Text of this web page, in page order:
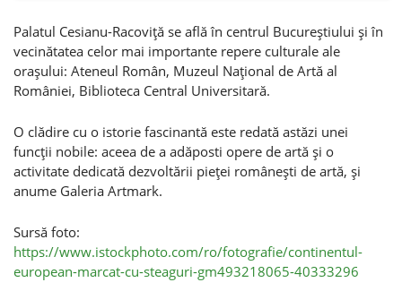
Palatul Cesianu-Racoviţă se află în centrul Bucureştiului şi în
vecinătatea celor mai importante repere culturale ale
oraşului: Ateneul Român, Muzeul Naţional de Artă al
României, Biblioteca Central Universitară.
O clădire cu o istorie fascinantă este redată astăzi unei
funcţii nobile: aceea de a adăposti opere de artă şi o
activitate dedicată dezvoltării pieţei româneşti de artă, şi
anume Galeria Artmark.
Sursă foto:
https://www.istockphoto.com/ro/fotografie/continentul-
european-marcat-cu-steaguri-gm493218065-40333296